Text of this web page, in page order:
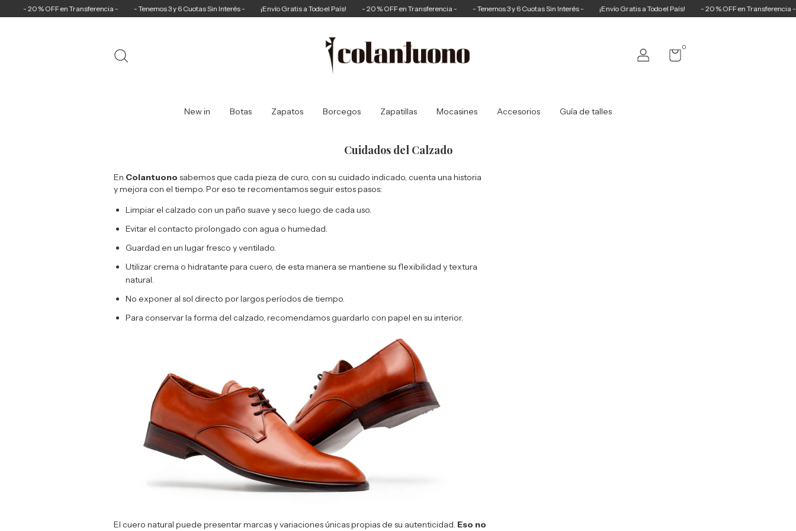
- 20 % OFF en Transferencia - - Tenemos 3 y 6 Cuotas Sin Interés - ¡Envío Gratis a Todo el País! - 20 % OFF en Transferencia - - Tenemos 3 y 6 Cuotas Sin Interés - ¡Envío Gratis a Todo el País! - 20 % OFF en Transferencia -
0
New in Botas Zapatos Borcegos Zapatillas Mocasines Accesorios Guía de talles
Cuidados del Calzado
En Colantuono sabemos que cada pieza de curo, con su cuidado indicado, cuenta una historia
y mejora con el tiempo. Por eso te recomentamos seguir estos pasos:
Limpiar el calzado con un paño suave y seco luego de cada uso.
Evitar el contacto prolongado con agua o humedad.
Guardad en un lugar fresco y ventilado.
Utilizar crema o hidratante para cuero, de esta manera se mantiene su flexibilidad y textura
natural.
No exponer al sol directo por largos períodos de tiempo.
Para conservar la forma del calzado, recomendamos guardarlo con papel en su interior.
El cuero natural puede presentar marcas y variaciones únicas propias de su autenticidad. Eso no